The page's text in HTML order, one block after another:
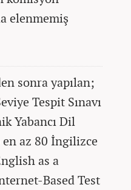
elenmemiş
sonra yapılan;
Tespit Sınavı
Yabancı Dil
en az 80 İngilizce
as a
Based Test